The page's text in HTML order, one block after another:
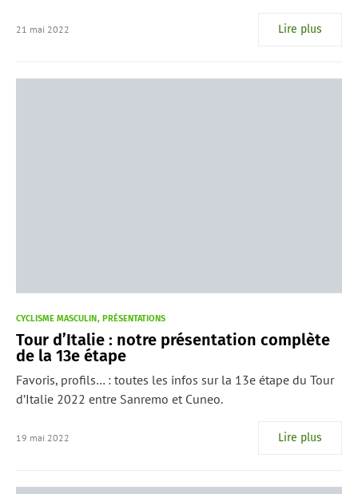
21 mai 2022 Lire plus
CYCLISME MASCULIN PRÉSENTATIONS
Tour d’Italie : notre présentation complète
de la 13e étape
Favoris, profils… : toutes les infos sur la 13e étape du Tour
d’Italie 2022 entre Sanremo et Cuneo.
19 mai 2022 Lire plus